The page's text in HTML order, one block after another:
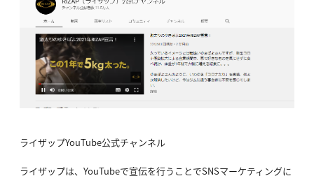
ライザップYouTube公式チャンネル
ライザップは、YouTubeで宣伝を行うことでSNSマーケティングに